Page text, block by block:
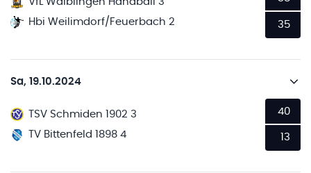
Hbi Weilimdorf/Feuerbach 2
35
Sa, 19.10.2024
TSV Schmiden 1902 3
TV Bittenfeld 1898 4
40
13